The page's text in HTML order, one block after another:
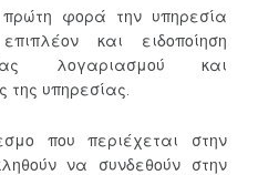
πρώτη φορά την υπηρεσία
και ειδοποίηση
λογαριασμού και
της υπηρεσίας.
που περιέχεται στην
να συνδεθούν στην